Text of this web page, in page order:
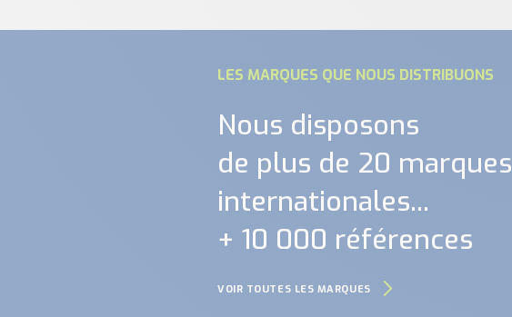
LES MARQUES QUE NOUS DISTRIBUONS
Nous disposons
de plus de 20 marques
internationales...
+ 10 000 références
VOIR TOUTES LES MARQUES